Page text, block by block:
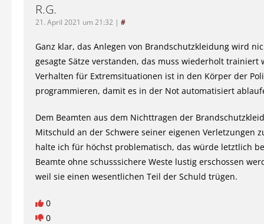
R.G.
21. April 2021 um 21:32 | #
Ganz klar, das Anlegen von Brandschutzkleidung wird
gesagte Sätze verstanden, das muss wiederholt trainiert
Verhalten für Extremsituationen ist in den Körper der
programmieren, damit es in der Not automatisiert
Dem Beamten aus dem Nichttragen der
Mitschuld an der Schwere seiner eigenen Verletzungen
halte ich für höchst problematisch, das würde letztlich
Beamte ohne schusssichere Weste lustig erschossen
weil sie einen wesentlichen Teil der Schuld trügen.
0
0